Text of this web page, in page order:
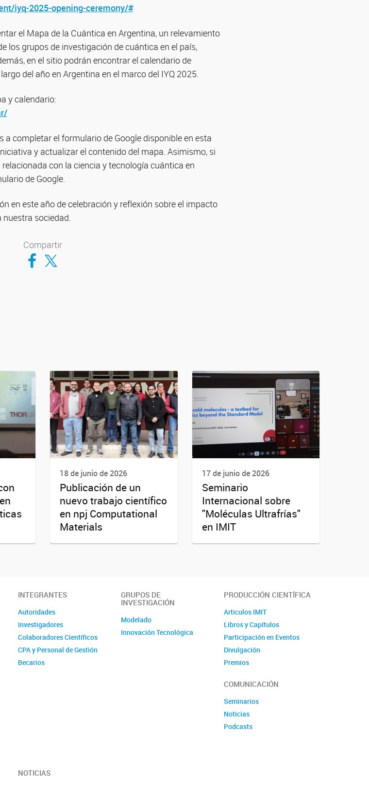
iyq-2025-opening-ceremony/#
el Mapa de la Cuántica en Argentina, un relevamiento
los grupos de investigación de cuántica en el país,
en el sitio podrán encontrar el calendario de
del año en Argentina en el marco del IYQ 2025.
y calendario:
a completar el formulario de Google disponible en esta
y actualizar el contenido del mapa. Asimismo, si
con la ciencia y tecnología cuántica en
de Google.
en este año de celebración y reflexión sobre el impacto
nuestra sociedad.
Compartir
Compartir en Facebook
Compartir en Twitter
18 de junio de 2026
Publicación de un
nuevo trabajo científico
en npj Computational
Materials
17 de junio de 2026
Seminario
Internacional sobre
"Moléculas Ultrafrías"
en IMIT
INTEGRANTES
Autoridades
Investigadores
Colaboradores Científicos
CPA y Personal de Gestión
Becarios
GRUPOS DE
INVESTIGACIÓN
Modelado
Innovación Tecnológica
PRODUCCIÓN CIENTÍFICA
Articulos IMIT
Libros y Capítulos
Participación en Eventos
Divulgación
Premios
COMUNICACIÓN
Seminarios
Noticias
Podcasts
NOTICIAS